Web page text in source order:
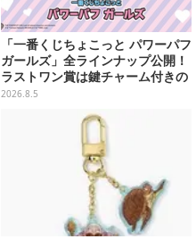
「一番くじちょこっと パワーパフ
ガールズ」全ラインナップ公開！
ラストワン賞は鍵チャーム付きの
シール帳スペシャルセットを用意
2026.8.5